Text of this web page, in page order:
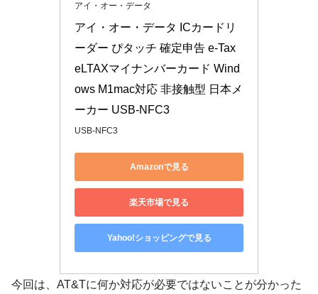
アイ・オー・データ
アイ・オー・データ ICカードリ
ーダー ぴタッチ 確定申告 e-Tax
eLTAXマイナンバーカード Wind
ows M1mac対応 非接触型 日本メ
ーカー USB-NFC3
USB-NFC3
Amazonで見る
楽天市場で見る
Yahoo!ショッピングで見る
今回は、AT&Tに何か対応が必要ではないことが分かった